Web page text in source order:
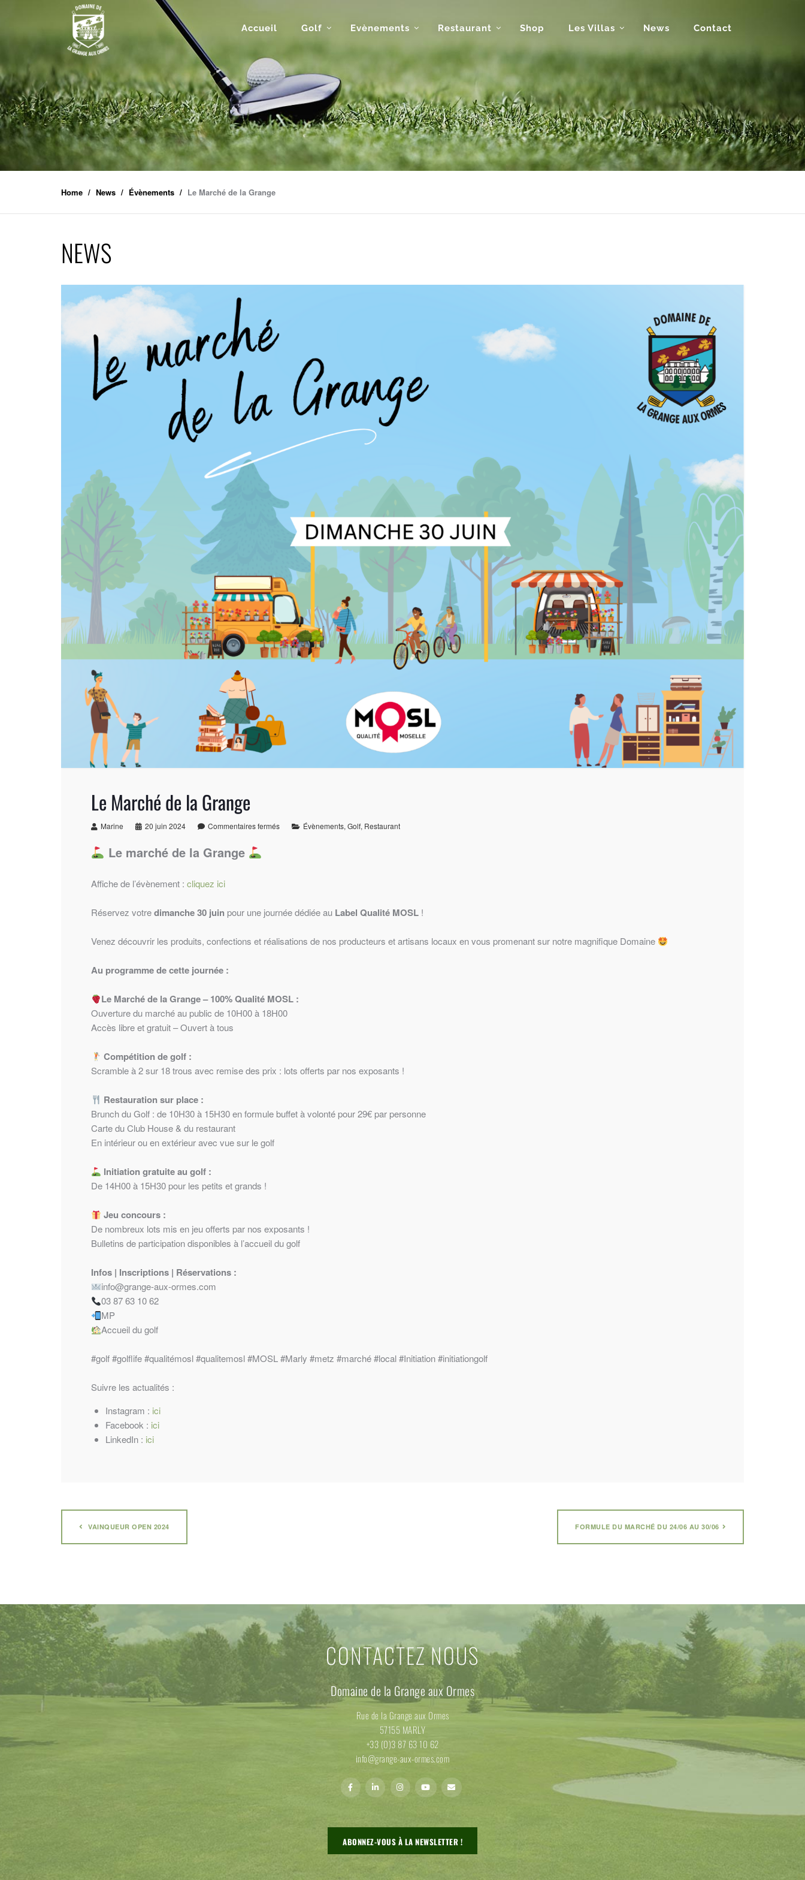
Accueil Golf Evènements Restaurant Shop Les Villas News Contact
Home News Évènements Le Marché de la Grange
NEWS
Le Marché de la Grange
Marine 20 juin 2024 Commentaires fermés Évènements, Golf, Restaurant
Le marché de la Grange
Affiche de l’évènement : cliquez ici
Réservez votredimanche 30 juin pour une journée dédiée au Label Qualité MOSL !
Venez découvrir les produits, confections et réalisations de nos producteurs et artisans locaux en vous promenant sur notre magnifique Domaine
Au programme de cette journée :
Le Marché de la Grange – 100% Qualité MOSL :
Ouverture du marché au public de 10H00 à 18H00
Accès libre et gratuit – Ouvert à tous
Compétition de golf :
Scramble à 2 sur 18 trous avec remise des prix : lots offerts par nos exposants !
Restauration sur place :
Brunch du Golf : de 10H30 à 15H30 en formule buffet à volonté pour 29€ par personne
Carte du Club House & du restaurant
En intérieur ou en extérieur avec vue sur le golf
Initiation gratuite au golf :
De 14H00 à 15H30 pour les petits et grands !
Jeu concours :
De nombreux lots mis en jeu offerts par nos exposants !
Bulletins de participation disponibles à l’accueil du golf
Infos | Inscriptions | Réservations :
info@grange-aux-ormes.com
03 87 63 10 62
MP
Accueil du golf
#golf#golflife#qualitémosl#qualitemosl#MOSL#Marly #metz #marché#local#Initiation#initiationgolf
Suivre les actualités :
Instagram : ici
Facebook : ici
LinkedIn : ici
VAINQUEUR OPEN 2024 FORMULE DU MARCHÉ DU 24/06 AU 30/06
CONTACTEZ NOUS
Domaine de la Grange aux Ormes
Rue de la Grange aux Ormes
57155 MARLY
+33 (0)3 87 63 10 62
info@grange-aux-ormes.com
ABONNEZ-VOUS À LA NEWSLETTER !